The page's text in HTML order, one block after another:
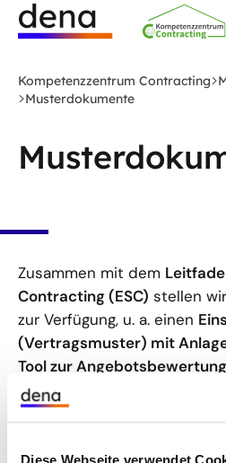
Zum
Hauptinhalt
Deutsche
Energie-
(dena)
-
Kompetenzzentrum Contracting
Musterdokumente
Zusammen mit dem
Contracting (ESC) stellen
zur Verfügung, u. a. einen
(Vertragsmuster) mit
Tool zur
eines
Eigenumsetzung verwendet